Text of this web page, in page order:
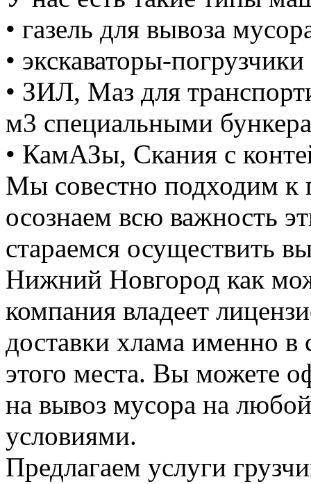
• газель для вывоза
• экскаваторы-
• ЗИЛ, Маз для
м3 специальными
• КамАЗы, Скания с
Мы совестно подходим к
осознаем всю важность
стараемся осуществить
Нижний Новгород как
компания владеет
доставки хлама именно в
этого места. Вы можете
на вывоз мусора на
условиями.
Предлагаем услуги